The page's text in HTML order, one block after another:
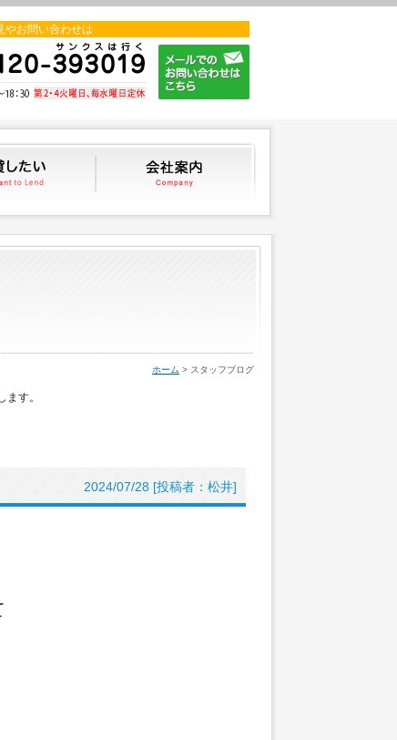
やお問い合わせは
貸したい
ホーム > スタッフブログ
す。
2024/07/28 [投稿者：松井]